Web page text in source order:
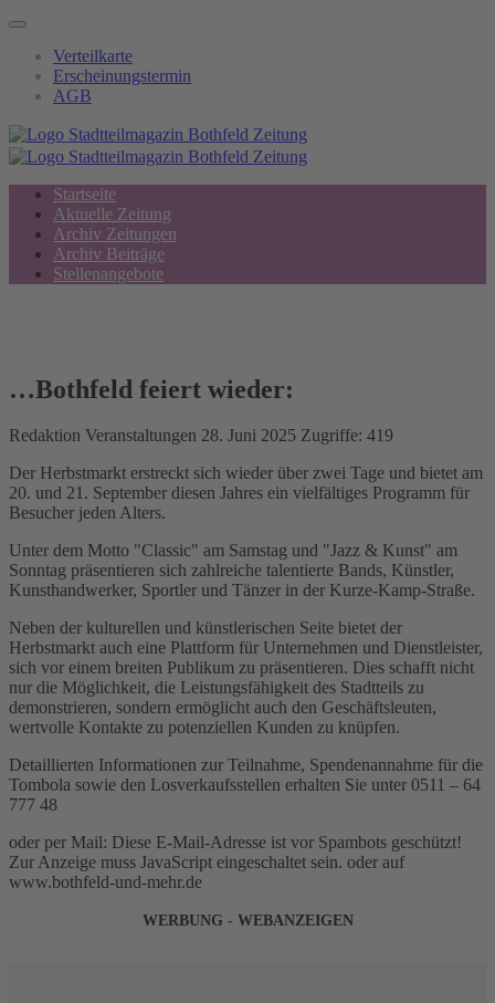
Verteilkarte
Erscheinungstermin
AGB
Startseite
Aktuelle Zeitung
Archiv Zeitungen
Archiv Beiträge
Stellenangebote
…Bothfeld feiert wieder:
Redaktion Veranstaltungen 28. Juni 2025 Zugriffe: 419
Der Herbstmarkt erstreckt sich wieder über zwei Tage und bietet am
20. und 21. September diesen Jahres ein vielfältiges Programm für
Besucher jeden Alters.
Unter dem Motto "Classic" am Samstag und "Jazz & Kunst" am
Sonntag präsentieren sich zahlreiche talentierte Bands, Künstler,
Kunsthandwerker, Sportler und Tänzer in der Kurze-Kamp-Straße.
Neben der kulturellen und künstlerischen Seite bietet der
Herbstmarkt auch eine Plattform für Unternehmen und Dienstleister,
sich vor einem breiten Publikum zu präsentieren. Dies schafft nicht
nur die Möglichkeit, die Leistungsfähigkeit des Stadtteils zu
demonstrieren, sondern ermöglicht auch den Geschäftsleuten,
wertvolle Kontakte zu potenziellen Kunden zu knüpfen.
Detaillierten Informationen zur Teilnahme, Spendenannahme für die
Tombola sowie den Losverkaufsstellen erhalten Sie unter 0511 – 64
777 48
oder per Mail: Diese E-Mail-Adresse ist vor Spambots geschützt!
Zur Anzeige muss JavaScript eingeschaltet sein. oder auf
www.bothfeld-und-mehr.de
WERBUNG - WEBANZEIGEN